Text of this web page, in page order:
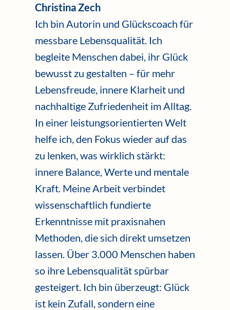
Christina Zech
Ich bin Autorin und Glückscoach für
messbare Lebensqualität. Ich
begleite Menschen dabei, ihr Glück
bewusst zu gestalten – für mehr
Lebensfreude, innere Klarheit und
nachhaltige Zufriedenheit im Alltag.
In einer leistungsorientierten Welt
helfe ich, den Fokus wieder auf das
zu lenken, was wirklich stärkt:
innere Balance, Werte und mentale
Kraft. Meine Arbeit verbindet
wissenschaftlich fundierte
Erkenntnisse mit praxisnahen
Methoden, die sich direkt umsetzen
lassen. Über 3.000 Menschen haben
so ihre Lebensqualität spürbar
gesteigert. Ich bin überzeugt: Glück
ist kein Zufall, sondern eine